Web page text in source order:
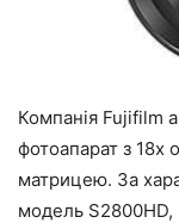
Компанія Fujifilm
фотоапарат з 18х
матрицею. За
модель